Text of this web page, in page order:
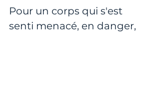
Pour un corps qui s'est
senti menacé, en danger,